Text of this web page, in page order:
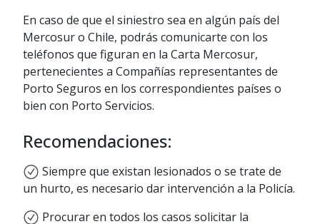
En caso de que el siniestro sea en algún país del
Mercosur o Chile, podrás comunicarte con los
teléfonos que figuran en la Carta Mercosur,
pertenecientes a Compañías representantes de
Porto Seguros en los correspondientes países o
bien con Porto Servicios.
Recomendaciones:
Siempre que existan lesionados o se trate de
un hurto, es necesario dar intervención a la Policía.
Procurar en todos los casos solicitar la